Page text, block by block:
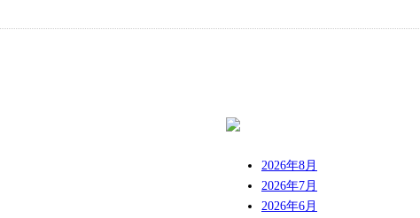
2026年8月
2026年7月
2026年6月